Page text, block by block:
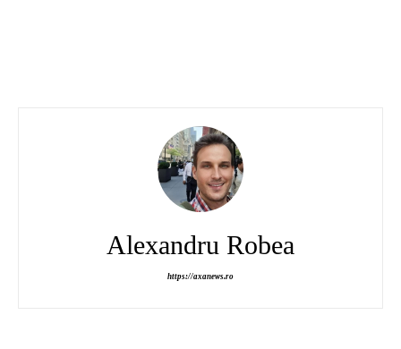
Alexandru Robea
https://axanews.ro